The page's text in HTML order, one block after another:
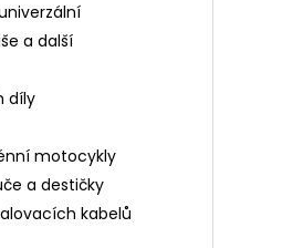
a další
díly
motocykly
a destičky
kabelů